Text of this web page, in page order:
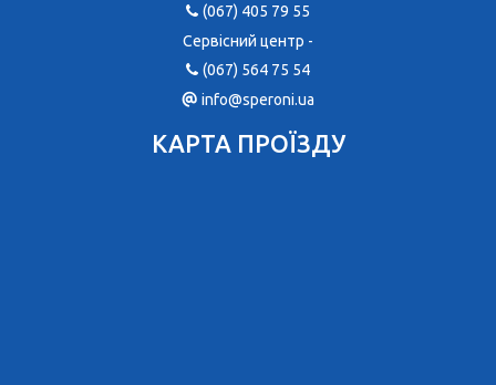
(067) 405 79 55
Сервісний центр -
(067) 564 75 54
info@speroni.ua
КАРТА ПРОЇЗДУ